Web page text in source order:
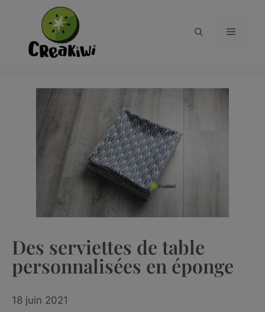
Des serviettes de table
personnalisées en éponge
18 juin 2021